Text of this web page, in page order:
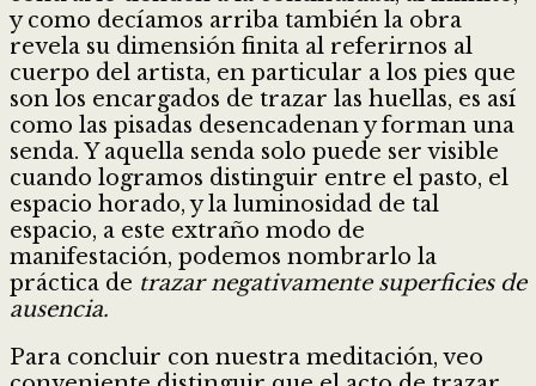
y como decíamos arriba también la obra
revela su dimensión finita al referirnos al
cuerpo del artista, en particular a los pies que
son los encargados de trazar las huellas, es así
como las pisadas desencadenan y forman una
senda. Y aquella senda solo puede ser visible
cuando logramos distinguir entre el pasto, el
espacio horado, y la luminosidad de tal
espacio, a este extraño modo de
manifestación, podemos nombrarlo la
práctica de trazar negativamente superficies de
ausencia.
Para concluir con nuestra meditación, veo